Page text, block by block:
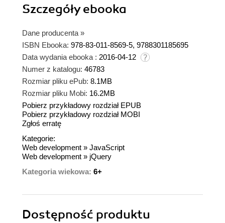
Szczegółyebooka
Dane producenta »
ISBN Ebooka: 978-83-011-8569-5, 9788301185695
Data wydania ebooka : 2016-04-12
Numer z katalogu: 46783
Rozmiar pliku ePub: 8.1MB
Rozmiar pliku Mobi: 16.2MB
Pobierz przykładowy rozdział EPUB
Pobierz przykładowy rozdział MOBI
Zgłoś erratę
Kategorie:
Web development » JavaScript
Web development » jQuery
Kategoria wiekowa: 6+
Dostępność produktu